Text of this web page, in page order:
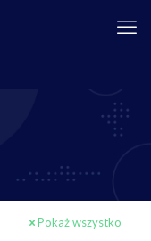
Pokaż wszystko